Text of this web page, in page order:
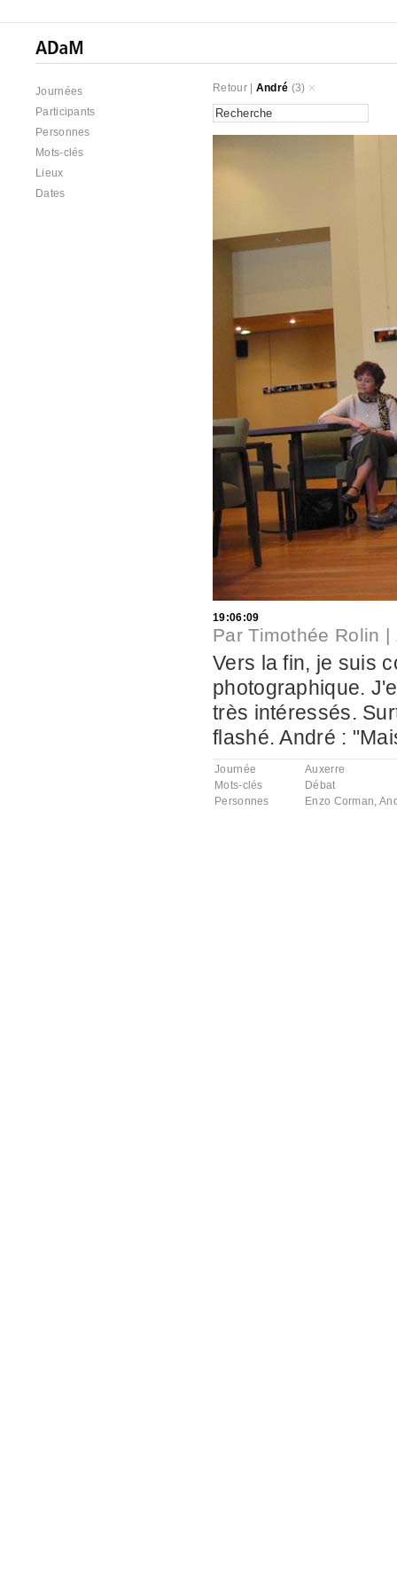
Journées
Participants
Personnes
Mots-clés
Lieux
Dates
Retour| André (3)
19:06:09
ParTimothée Rolin |
Vers la fin, je suis
photographique.
très intéressés.
flashé. André :
Journée
Auxerre
Mots-clés
Débat
Personnes
Enzo Corman,